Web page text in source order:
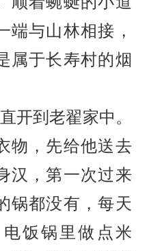
端与山林相接，
属于长寿村的烟
开到老翟家中。
物，先给他送去
汉，第一次过来
锅都没有，每天
饭锅里做点米